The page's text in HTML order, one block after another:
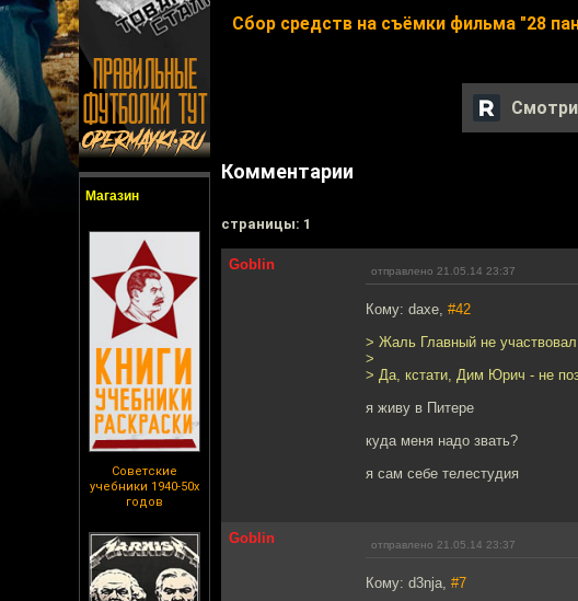
Магазин
Советские
учебники 1940-50х
годов
Сбор средств на съёмки фильма "28
Смотри
Комментарии
cтраницы: 1
Goblin отправлено 21.05.14 23:37
Кому: daxe, #42
> Жаль Главный не
>
> Да, кстати, Дим Юрич - не
я живу в Питере
куда меня надо звать?
я сам себе телестудия
Goblin отправлено 21.05.14 23:37
Кому: d3nja, #7